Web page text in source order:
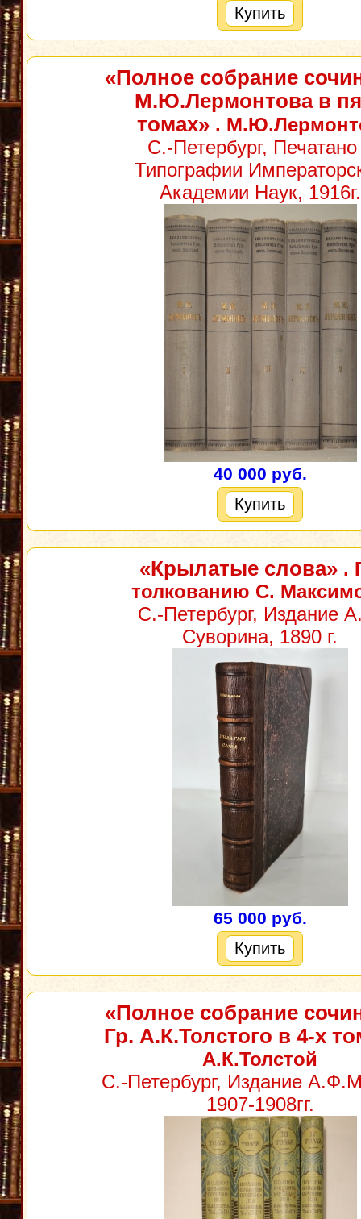
Купить
«Полное собрание
М.Ю.Лермонтова в
томах» .
С.-Петербург,
Типографии
Академии Наук, 1916г.
40 000 руб.
Купить
«Крылатые слова» .
толкованию С.
С.-Петербург, Издание
Суворина, 1890 г.
65 000 руб.
Купить
«Полное собрание
Гр. А.К.Толстого в 4-х
А.К.Толстой
С.-Петербург, Издание
1907-1908гг.